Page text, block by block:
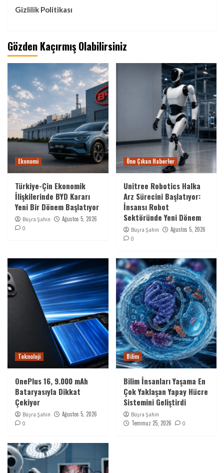
Gizlilik Politikası
Gözden Kaçırmış Olabilirsiniz
Ekonomi
Türkiye-Çin Ekonomik
İlişkilerinde BYD Kararı
Yeni Bir Dönem Başlatıyor
Büşra Şahin Ağustos 5, 2026
0
Öne Çıkan Haberler
Unitree Robotics Halka
Arz Sürecini Başlatıyor:
İnsansı Robot
Sektöründe Yeni Dönem
Büşra Şahin Ağustos 5, 2026
0
Teknoloji
OnePlus 16, 9.000 mAh
Bataryasıyla Dikkat
Çekiyor
Büşra Şahin Ağustos 5, 2026
0
Bilim
Bilim İnsanları Yaşama En
Çok Yaklaşan Yapay Hücre
Sistemini Geliştirdi
Büşra Şahin
Temmuz 25, 2026 0